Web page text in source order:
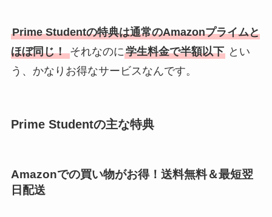
Prime Studentの特典は通常のAmazonプライムと
ほぼ同じ！ それなのに学生料金で半額以下とい
う、かなりお得なサービスなんです。
Prime Studentの主な特典
Amazonでの買い物がお得！送料無料＆最短翌
日配送